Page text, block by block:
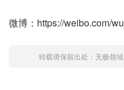
微博：https://weibo.com/
转载请保留出处： 无极领域